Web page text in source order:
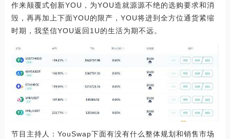
作来颠覆式创新YOU，为YOU造就源源不绝的选购要求和消
毁，再再加上下面YOU的限产，YOU将进到全方位通货紧缩
时期，我坚信YOU返回1U的生活为期不远。
节目主持人：YouSwap下面有没有什么整体规划和销售市场